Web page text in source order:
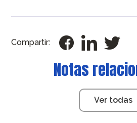
Compartir:
Notas
Ver todas